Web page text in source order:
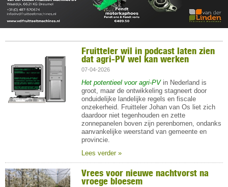
Fruitteler wil in podcast laten zien
dat agri-PV wel kan werken
07-04-2026
Het potentieel voor agri-PVin Nederland is
groot, maar de ontwikkeling stagneert door
onduidelijke landelijke regels en fiscale
onzekerheid. Fruitteler Johan van Os liet zich
daardoor niet tegenhouden en zette
zonnepanelen boven zijn perenbomen, ondanks
aanvankelijke weerstand van gemeente en
provincie.
Lees verder »
Vrees voor nieuwe nachtvorst na
vroege bloesem